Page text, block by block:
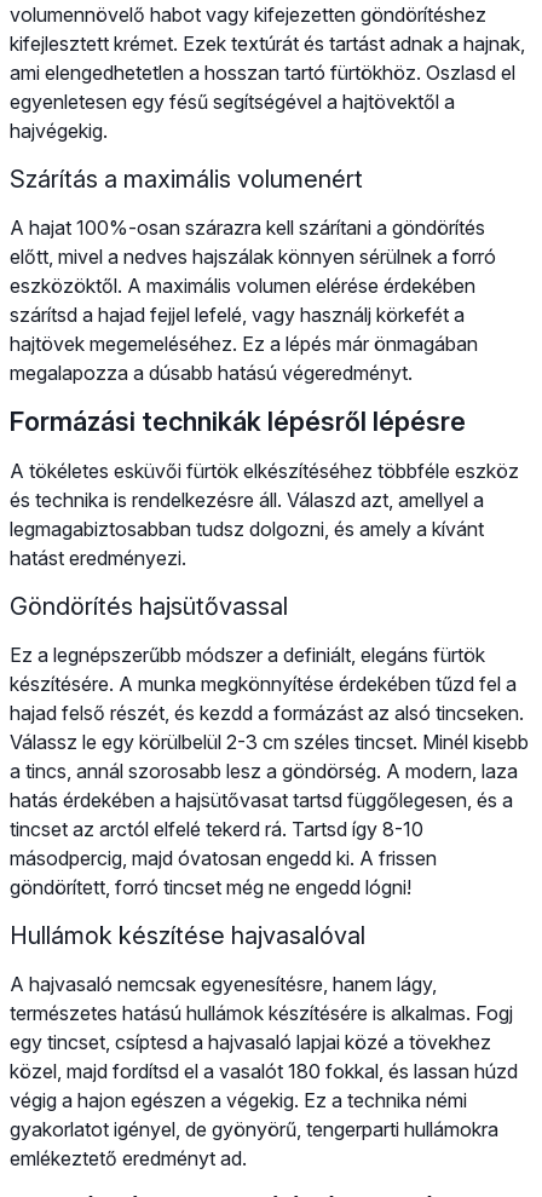
volumennövelő habot vagy kifejezetten göndörítéshez
kifejlesztett krémet. Ezek textúrát és tartást adnak a hajnak,
ami elengedhetetlen a hosszan tartó fürtökhöz. Oszlasd el
egyenletesen egy fésű segítségével a hajtövektől a
hajvégekig.
Szárítás a maximális volumenért
A hajat 100%-osan szárazra kell szárítani a göndörítés
előtt, mivel a nedves hajszálak könnyen sérülnek a forró
eszközöktől. A maximális volumen elérése érdekében
szárítsd a hajad fejjel lefelé, vagy használj körkefét a
hajtövek megemeléséhez. Ez a lépés már önmagában
megalapozza a dúsabb hatású végeredményt.
Formázási technikák lépésről lépésre
A tökéletes esküvői fürtök elkészítéséhez többféle eszköz
és technika is rendelkezésre áll. Válaszd azt, amellyel a
legmagabiztosabban tudsz dolgozni, és amely a kívánt
hatást eredményezi.
Göndörítés hajsütővassal
Ez a legnépszerűbb módszer a definiált, elegáns fürtök
készítésére. A munka megkönnyítése érdekében tűzd fel a
hajad felső részét, és kezdd a formázást az alsó tincseken.
Válassz le egy körülbelül 2-3 cm széles tincset. Minél kisebb
a tincs, annál szorosabb lesz a göndörség. A modern, laza
hatás érdekében a hajsütővasat tartsd függőlegesen, és a
tincset az arctól elfelé tekerd rá. Tartsd így 8-10
másodpercig, majd óvatosan engedd ki. A frissen
göndörített, forró tincset még ne engedd lógni!
Hullámok készítése hajvasalóval
A hajvasaló nemcsak egyenesítésre, hanem lágy,
természetes hatású hullámok készítésére is alkalmas. Fogj
egy tincset, csíptesd a hajvasaló lapjai közé a tövekhez
közel, majd fordítsd el a vasalót 180 fokkal, és lassan húzd
végig a hajon egészen a végekig. Ez a technika némi
gyakorlatot igényel, de gyönyörű, tengerparti hullámokra
emlékeztető eredményt ad.